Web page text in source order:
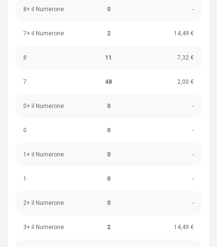
8+ il Numerone 0 -
7+ il Numerone 2 14,49 €
8 11 7,32 €
7 48 2,00 €
0+ il Numerone 0 -
0 0 -
1+ il Numerone 0 -
1 0 -
2+ il Numerone 0 -
3+ il Numerone 2 14,49 €